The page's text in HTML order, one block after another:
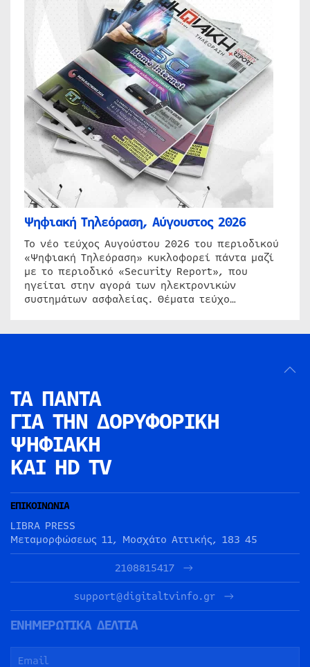
Ψηφιακή Τηλεόραση, Αύγουστος 2026
Το νέο τεύχος Αυγούστου 2026 του περιοδικού
«Ψηφιακή Τηλεόραση» κυκλοφορεί πάντα μαζί
με το περιοδικό «Security Report», που
ηγείται στην αγορά των ηλεκτρονικών
συστημάτων ασφαλείας. Θέματα τεύχο…
ΤΑ ΠΑΝΤΑ
ΓΙΑ ΤΗΝ ΔΟΡΥΦΟΡΙΚΗ
ΨΗΦΙΑΚΗ
ΚΑΙ HD TV
ΕΠΙΚΟΙΝΩΝΙΑ
LIBRA PRESS
Μεταμορφώσεως 11, Μοσχάτο Αττικής, 183 45
2108815417
support@digitaltvinfo.gr
ΕΝΗΜΕΡΩΤΙΚΑ ΔΕΛΤΙΑ